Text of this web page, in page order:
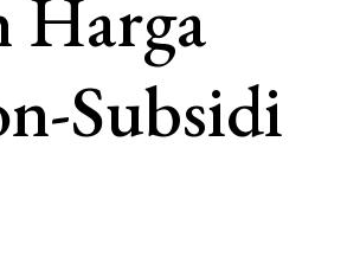
Harga
Subsidi